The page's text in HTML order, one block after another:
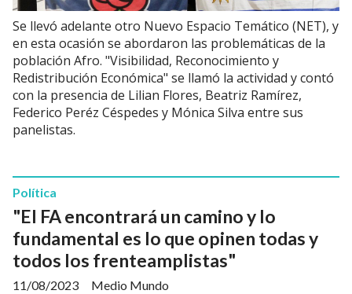
Se llevó adelante otro Nuevo Espacio Temático (NET), y
en esta ocasión se abordaron las problemáticas de la
población Afro. "Visibilidad, Reconocimiento y
Redistribución Económica" se llamó la actividad y contó
con la presencia de Lilian Flores, Beatriz Ramírez,
Federico Peréz Céspedes y Mónica Silva entre sus
panelistas.
"El FA encontrará un camino y lo
fundamental es lo que opinen todas y
todos los frenteamplistas"
Medio Mundo
Política
11/08/2023